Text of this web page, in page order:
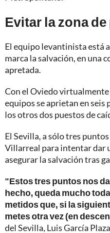
Evitar la zona
El equipo levantinista está
marca la salvación, en una
apretada.
Con el Oviedo
equipos se aprietan en
los otros dos puestos de
El Sevilla, a sólo tres
Villarreal para intentar dar
asegurar la salvación tras
"Estos tres puntos nos
hecho, queda mucho
metidos que, si la
metes otra vez (en
del Sevilla, Luis García